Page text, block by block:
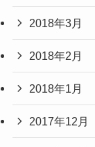
2018年3月
2018年2月
2018年1月
2017年12月